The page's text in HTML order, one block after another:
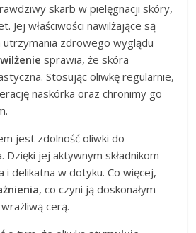
skarb w pielęgnacji skóry,
Jej właściwości nawilżające są
zdrowego wyglądu
sprawia, że skóra
Stosując oliwkę regularnie,
naskórka oraz chronimy go
jest zdolność oliwki do
Dzięki jej aktywnym składnikom
i delikatna w dotyku. Co więcej,
, co czyni ją doskonałym
cerą.